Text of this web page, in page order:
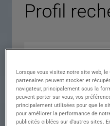
Profil
Expérience
Lorsque vous visitez notre site web,
partenaires peuvent stocker et
navigateur, principalement sous la
peuvent porter sur vous, vos
principalement utilisées pour que le
pour améliorer la performance de
publicités ciblées sur d’autres sites.